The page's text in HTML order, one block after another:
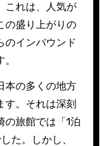
これは、人気が
の盛り上がりの
のインバウンド
本の多くの地方
す。それは深刻
の旅館では「1泊
た。しかし、